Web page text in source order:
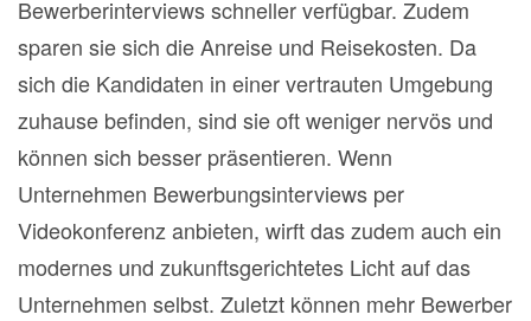
Bewerberinterviews schneller verfügbar. Zudem
sparen sie sich die Anreise und Reisekosten. Da
sich die Kandidaten in einer vertrauten Umgebung
zuhause befinden, sind sie oft weniger nervös und
können sich besser präsentieren. Wenn
Unternehmen Bewerbungsinterviews per
Videokonferenz anbieten, wirft das zudem auch ein
modernes und zukunftsgerichtetes Licht auf das
Unternehmen selbst. Zuletzt können mehr Bewerber